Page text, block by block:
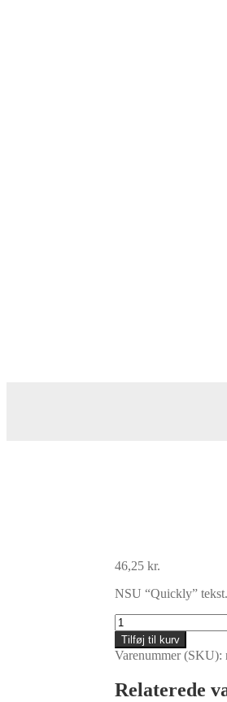
46,25 kr.
NSU “Quickly”
NSU
Quickly
-
HvidBlå
antal
Tilføj til kurv
Varenummer (SKU):
Relaterede